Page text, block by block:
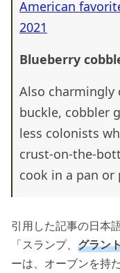
American
2021
Blueberry
Also charmingly
buckle, cobbler
less colonists
crust-on-the-
cook in a pan or
引用した記事の日本
「スランプ、 グラン
ーは、オーブンを持